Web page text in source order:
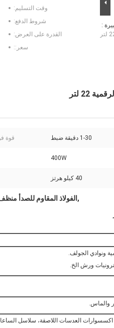
:
وقت التسليم:
شروط الدفع:
القدرة على العرض:
سعر::
22 لتر
1-30 دقيقة ضبط قوة
400W
40 كيلو هرتز
,الفولاذ المقاوم للصدأ
ونوادي الجولف.
ورش الخ.
والماس.
اكسسوارات العدسات اللاصقة، سلاسل